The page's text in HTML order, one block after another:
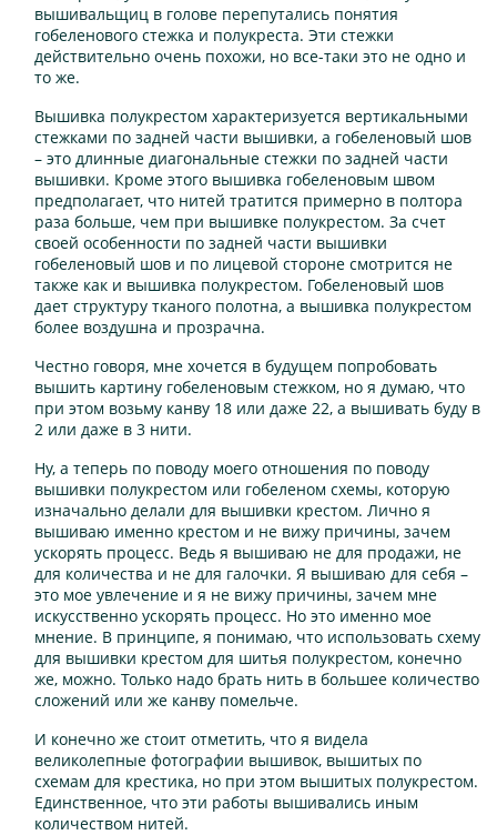
вышивальщиц в голове перепутались понятия
гобеленового стежка и полукреста. Эти стежки
действительно очень похожи, но все-таки это не одно и
то же.
Вышивка полукрестом характеризуется вертикальными
стежками по задней части вышивки, а гобеленовый шов
– это длинные диагональные стежки по задней части
вышивки. Кроме этого вышивка гобеленовым швом
предполагает, что нитей тратится примерно в полтора
раза больше, чем при вышивке полукрестом. За счет
своей особенности по задней части вышивки
гобеленовый шов и по лицевой стороне смотрится не
также как и вышивка полукрестом. Гобеленовый шов
дает структуру тканого полотна, а вышивка полукрестом
более воздушна и прозрачна.
Честно говоря, мне хочется в будущем попробовать
вышить картину гобеленовым стежком, но я думаю, что
при этом возьму канву 18 или даже 22, а вышивать буду в
2 или даже в 3 нити.
Ну, а теперь по поводу моего отношения по поводу
вышивки полукрестом или гобеленом схемы, которую
изначально делали для вышивки крестом. Лично я
вышиваю именно крестом и не вижу причины, зачем
ускорять процесс. Ведь я вышиваю не для продажи, не
для количества и не для галочки. Я вышиваю для себя –
это мое увлечение и я не вижу причины, зачем мне
искусственно ускорять процесс. Но это именно мое
мнение. В принципе, я понимаю, что использовать схему
для вышивки крестом для шитья полукрестом, конечно
же, можно. Только надо брать нить в большее количество
сложений или же канву помельче.
И конечно же стоит отметить, что я видела
великолепные фотографии вышивок, вышитых по
схемам для крестика, но при этом вышитых полукрестом.
Единственное, что эти работы вышивались иным
количеством нитей.